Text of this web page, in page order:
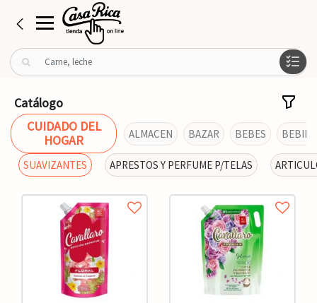
B
u
r
p
Catálogo
CUIDADO DEL
HOGAR
ALMACEN BAZAR BEBES
SUAVIZANTES APRESTOS Y PERFUME P/TELAS